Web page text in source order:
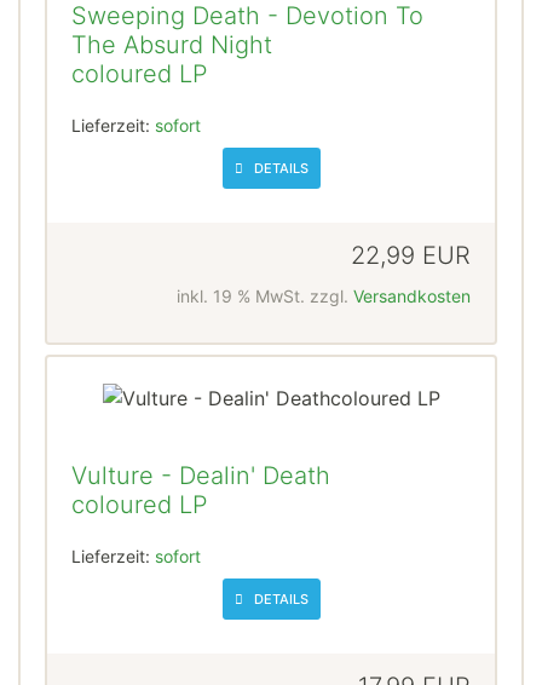
Sweeping Death - Devotion To
The Absurd Night
coloured LP
Lieferzeit: sofort
DETAILS
22,99 EUR
inkl. 19 % MwSt. zzgl. Versandkosten
Vulture - Dealin' Death
coloured LP
Lieferzeit: sofort
DETAILS